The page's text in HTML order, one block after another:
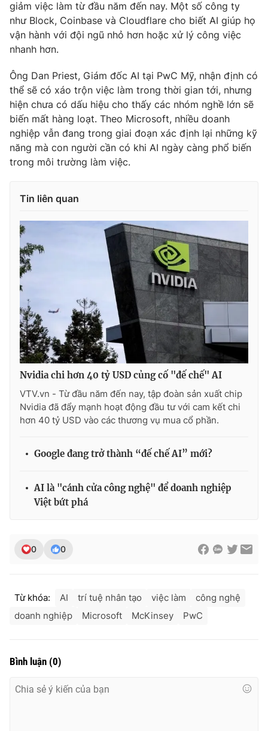
Ðiện thoại Thời báo VTV: 024.66 897 897
Email:toasoan@vtv.vn
Liên hệ quảng cáo: 024-7300.7108
thuận bằng văn bản. Ghi rõ nguồn VTV.vn khi phát hành lại
thông tin từ website này.
giảm việc làm từ đầu năm đến nay. Một số công ty
như Block, Coinbase và Cloudflare cho biết AI giúp họ
vận hành với đội ngũ nhỏ hơn hoặc xử lý công việc
nhanh hơn.
Ông Dan Priest, Giám đốc AI tại PwC Mỹ, nhận định có
thể sẽ có xáo trộn việc làm trong thời gian tới, nhưng
hiện chưa có dấu hiệu cho thấy các nhóm nghề lớn sẽ
biến mất hàng loạt. Theo Microsoft, nhiều doanh
nghiệp vẫn đang trong giai đoạn xác định lại những kỹ
năng mà con người cần có khi AI ngày càng phổ biến
trong môi trường làm việc.
Tin liên quan
Nvidia chi hơn 40 tỷ USD củng cố "đế chế" AI
VTV.vn - Từ đầu năm đến nay, tập đoàn sản xuất chip
Nvidia đã đẩy mạnh hoạt động đầu tư với cam kết chi
hơn 40 tỷ USD vào các thương vụ mua cổ phần.
Google đang trở thành “đế chế AI” mới?
AI là "cánh cửa công nghệ" để doanh nghiệp
Việt bứt phá
0 0
Từ khóa: AI trí tuệ nhân tạo việc làm
công nghệ
doanh nghiệp
Microsoft McKinsey PwC
Bình luận (0)